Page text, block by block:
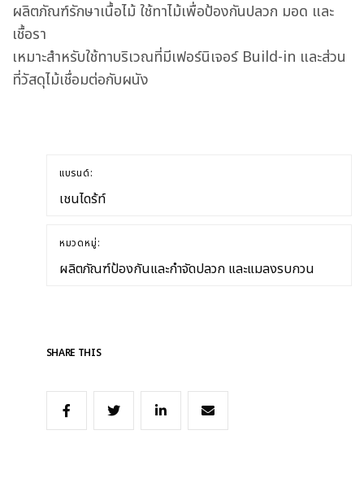
ผลิตภัณฑ์รักษาเนื้อไม้ ใช้ทาไม้เพื่อป้องกันปลวก มอด และ
เชื้อรา
เหมาะสำหรับใช้ทาบริเวณที่มีเฟอร์นิเจอร์ Build-in และส่วน
ที่วัสดุไม้เชื่อมต่อกับผนัง
แบรนด์:
เชนไดร้ท์
หมวดหมู่:
ผลิตภัณฑ์ป้องกันและกำจัดปลวก และแมลงรบกวน
SHARE THIS